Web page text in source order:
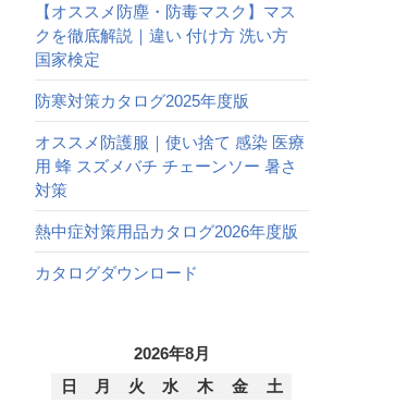
【オススメ防塵・防毒マスク】マス
クを徹底解説｜違い 付け方 洗い方
国家検定
防寒対策カタログ2025年度版
オススメ防護服｜使い捨て 感染 医療
用 蜂 スズメバチ チェーンソー 暑さ
対策
熱中症対策用品カタログ2026年度版
カタログダウンロード
2026年8月
日
月 火 水 木 金
土